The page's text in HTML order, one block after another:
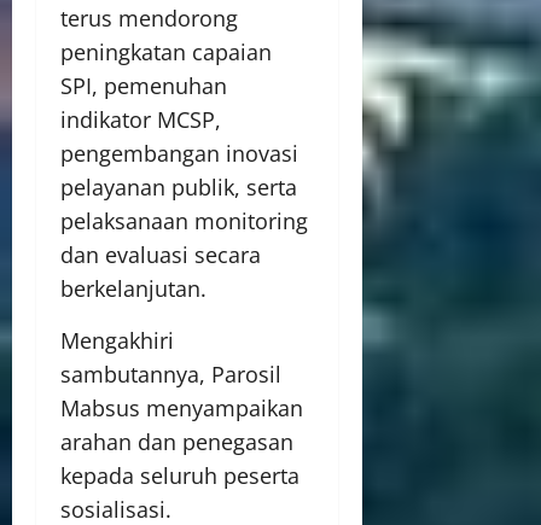
terus mendorong
peningkatan capaian
SPI, pemenuhan
indikator MCSP,
pengembangan inovasi
pelayanan publik, serta
pelaksanaan monitoring
dan evaluasi secara
berkelanjutan.
Mengakhiri
sambutannya, Parosil
Mabsus menyampaikan
arahan dan penegasan
kepada seluruh peserta
sosialisasi.